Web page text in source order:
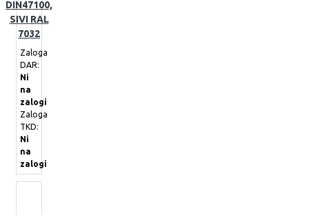
DIN47100,
SIVI RAL
7032
Zaloga
DAR:
Ni
na
zalogi
Zaloga
TKD:
Ni
na
zalogi